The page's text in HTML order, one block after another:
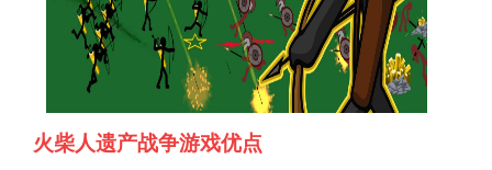
火柴人遗产战争游戏优点